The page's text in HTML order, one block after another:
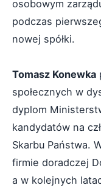
osobowym
podczas
nowej spółki.
Tomasz Konewka
społecznych w
dyplom
kandydatów na
Skarbu Państwa.
firmie doradczej
a w kolejnych